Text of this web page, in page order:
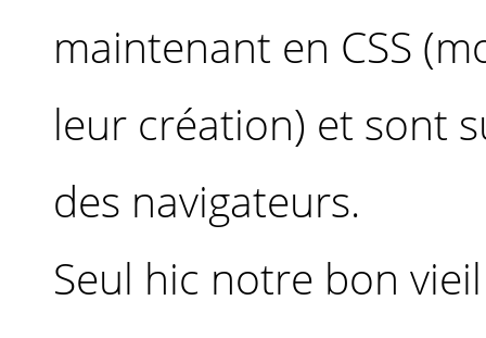
maintenant en CSS
leur création) et sont
des navigateurs.
Seul hic notre bon